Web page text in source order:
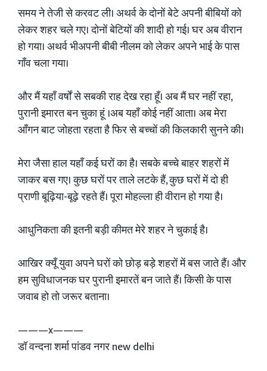
समय ने तेजी से करवट ली। अथर्व के दोनों बेटे अपनी बीबियों को
लेकर शहर चले गए। दोनों बेटियों की शादी हो गई। घर अब वीरान
हो गया। अथर्व भीअपनी बीबी नीलम को लेकर अपने भाई के पास
गाँव चला गया।
और मैं यहाँ वर्षों से सबकी राह देख रहा हूँ। अब मैं घर नहीं रहा,
पुरानी इमारत बन चुका हूं ।अब यहाँ कोई नहीं आता। अब मेरा
आँगन बाट जोहता रहता है फिर से बच्चों की किलकारी सुनने की।
मेरा जैसा हाल यहाँ कई घरों का है। सबके बच्चे बाहर शहरों में
जाकर बस गए। कुछ घरों पर ताले लटके हैं, कुछ घरों में दो ही
प्राणी बूढ़िया-बूढ़े रहते हैं। पूरा मोहल्ला ही वीरान हो गया है।
आधुनिकता की इतनी बड़ी कीमत मेरे शहर ने चुकाई है।
आखिर क्यूँ युवा अपने घरों को छोड़ बड़े शहरों में बस जाते हैं। और
हम सुविधाजनक घर पुरानी इमारतें बन जाते हैं। किसी के पास
जवाब हो तो जरूर बताना।
———x———
डॉ वन्दना शर्मा पांडव नगर new delhi